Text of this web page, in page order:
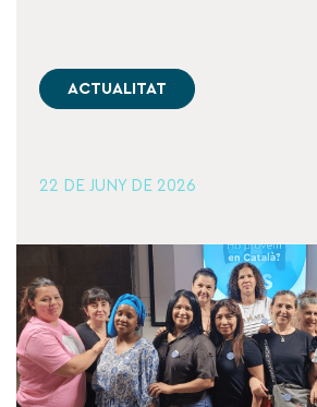
ACTUALITAT
22 DE JUNY DE 2026